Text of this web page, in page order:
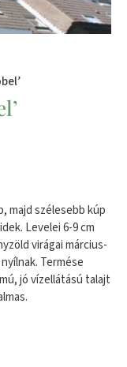
majd szélesebb kúp
Levelei 6-9 cm
virágai március-
Termése
jó vízellátású talajt